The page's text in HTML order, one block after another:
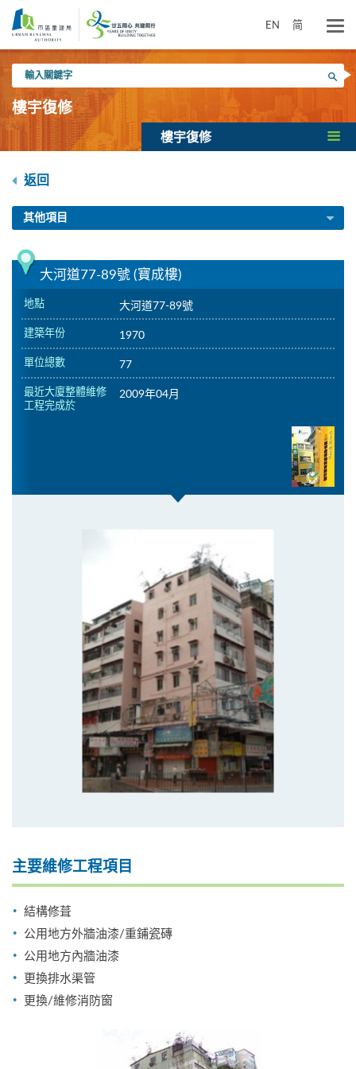
內
EN 简
入
關
鍵
搜尋
樓宇復修
樓宇復修
返回
其他項目
大河道77-89號 (寶成樓)
地點 大河道77-89號
建築年份 1970
單位總數 77
最近大廈整體維修
工程完成於
2009年04月
主要維修工程項目
結構修葺
公用地方外牆油漆/重鋪瓷磚
公用地方內牆油漆
更換排水渠管
更換/維修消防窗